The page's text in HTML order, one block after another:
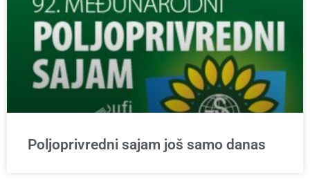
Poljoprivredni sajam još samo danas